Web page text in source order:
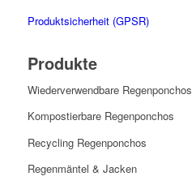
Produktsicherheit (GPSR)
Produkte
Wiederverwendbare Regenponchos
Kompostierbare Regenponchos
Recycling Regenponchos
Regenmäntel & Jacken